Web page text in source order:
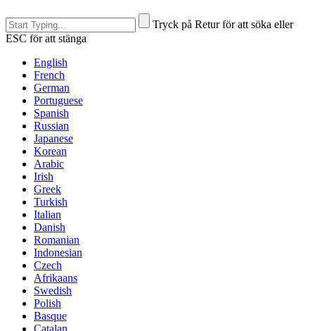
Tryck på Retur för att söka eller
ESC för att stänga
English
French
German
Portuguese
Spanish
Russian
Japanese
Korean
Arabic
Irish
Greek
Turkish
Italian
Danish
Romanian
Indonesian
Czech
Afrikaans
Swedish
Polish
Basque